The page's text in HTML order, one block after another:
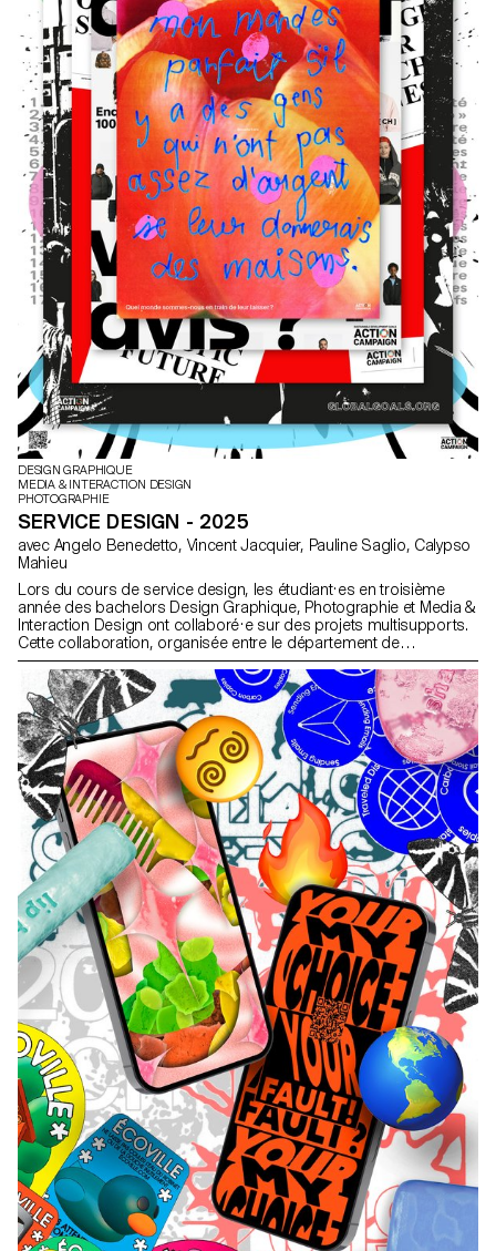
DESIGN GRAPHIQUE
MEDIA & INTERACTION DESIGN
PHOTOGRAPHIE
SERVICE DESIGN - 2025
avec Angelo Benedetto, Vincent Jacquier, Pauline Saglio, Calypso
Mahieu
Lors du cours de service design, les étudiant·es en troisième
année des bachelors Design Graphique, Photographie et Media &
Interaction Design ont collaboré·e sur des projets multisupports.
Cette collaboration, organisée entre le département de
Communication Visuelle, avait pour thème les SDGs (Sustainable
Development Goals). Le thème "Pour la bonne cause, faites des
SDGs une réalité" visait à promouvoir des causes qui tenaient à
cœur à chaque groupe d'étudiant·es. Tous les projets étaient
composés d'au moins deux supports distincts, dont un support
principal et un secondaire. Les étudiant·es avaient la liberté de
choisir les médias les plus pertinents pour leurs projets, que ce
soit un site web, des publications, des affiches, une séquence
vidéo et même de la réalité virtuelle.